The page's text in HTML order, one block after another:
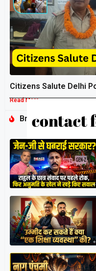
Citizens Salute Delhi
Read More »
Breaking